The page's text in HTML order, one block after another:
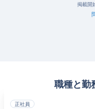
掲載開
職種と勤
正社員